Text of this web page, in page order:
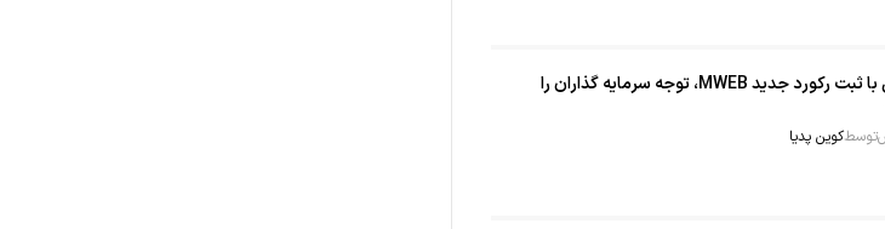
لایت‌ کوین با ثبت رکورد جدید MWEB، توجه سرمایه‌ گذاران را
توسطکوین پدیا